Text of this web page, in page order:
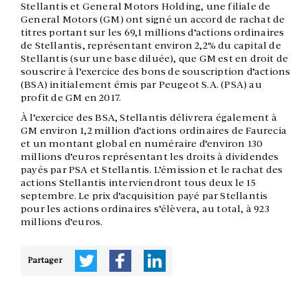
Stellantis et General Motors Holding, une filiale de
General Motors (GM) ont signé un accord de rachat de
titres portant sur les 69,1 millions d’actions ordinaires
de Stellantis, représentant environ 2,2% du capital de
Stellantis (sur une base diluée), que GM est en droit de
souscrire à l’exercice des bons de souscription d’actions
(BSA) initialement émis par Peugeot S.A. (PSA) au
profit de GM en 2017.
À l’exercice des BSA, Stellantis délivrera également à
GM environ 1,2 million d’actions ordinaires de Faurecia
et un montant global en numéraire d’environ 130
millions d’euros représentant les droits à dividendes
payés par PSA et Stellantis. L’émission et le rachat des
actions Stellantis interviendront tous deux le 15
septembre. Le prix d’acquisition payé par Stellantis
pour les actions ordinaires s’élèvera, au total, à 923
millions d’euros.
Partager